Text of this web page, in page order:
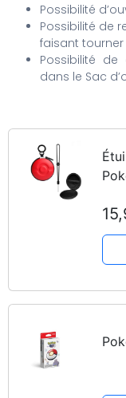
Possibilité
Possibilité de
faisant
Possibilité de
dans le Sac